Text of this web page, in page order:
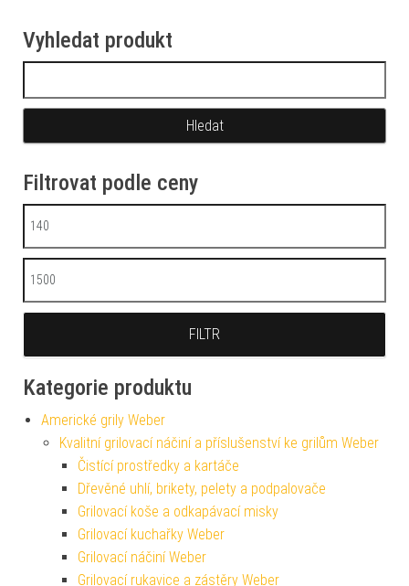
Vyhledat produkt
Filtrovat podle ceny
Minimální cena
Maximální cena
FILTR
Kategorie produktu
Americké grily Weber
Kvalitní grilovací náčiní a příslušenství ke grilům Weber
Čistící prostředky a kartáče
Dřevěné uhlí, brikety, pelety a podpalovače
Grilovací koše a odkapávací misky
Grilovací kuchařky Weber
Grilovací náčiní Weber
Grilovací rukavice a zástěry Weber